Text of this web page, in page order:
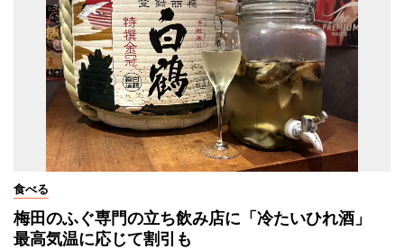
食べる
梅田のふぐ専門の立ち飲み店に「冷たいひれ酒」
最高気温に応じて割引も